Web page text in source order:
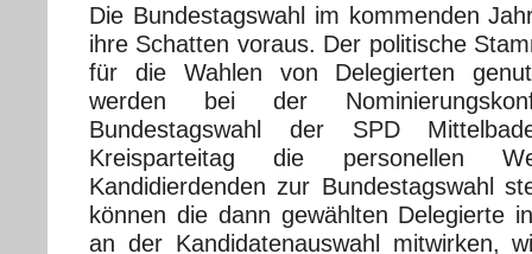
Die Bundestagswahl im kommenden
ihre Schatten voraus. Der politische
für die Wahlen von Delegierten
werden bei der
Bundestagswahl der SPD
Kreisparteitag die personellen
Kandidierdenden zur Bundestagswahl
können die dann gewählten Delegierte
an der Kandidatenauswahl mitwirken,